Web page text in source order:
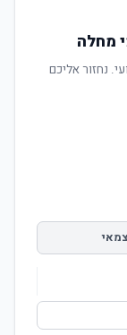
מחלה
נחזור אליכם